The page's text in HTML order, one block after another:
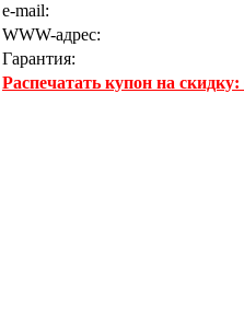
e-mail:
WWW-адрес:
Гарантия:
Распечатать купон на